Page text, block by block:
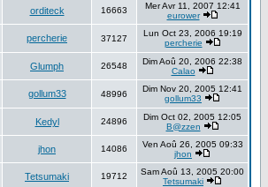
orditeck 16663
Mer Avr 11, 2007 12:41
eurower
percherie 37127
Lun Oct 23, 2006 19:19
percherie
Glumph 26548
Dim Aoû 20, 2006 22:38
Calao
gollum33 48996
Dim Nov 20, 2005 12:41
gollum33
Kedyl 24896
Dim Oct 02, 2005 12:05
B@zzen
jhon 14086
Ven Aoû 26, 2005 09:33
jhon
Tetsumaki 19712
Sam Aoû 13, 2005 20:00
Tetsumaki